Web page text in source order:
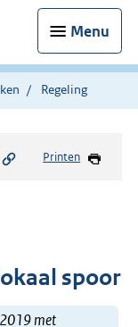
Menu
Regeling
Printen
spoor
met